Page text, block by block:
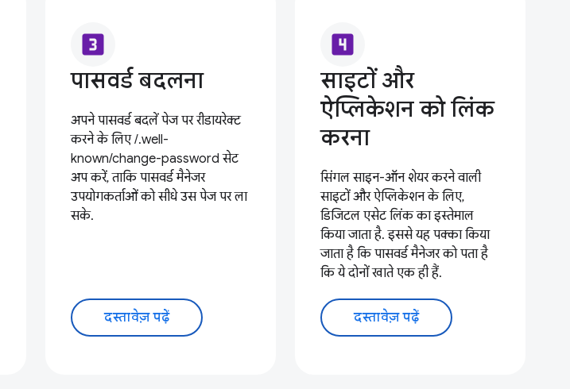
looks_3
पासवर्ड बदलना
अपने पासवर्ड बदलें पेज पर रीडायरेक्ट
करने के लिए /.well-
known/change-password सेट
अप करें, ताकि पासवर्ड मैनेजर
उपयोगकर्ताओं को सीधे उस पेज पर ला
सके.
दस्तावेज़ पढ़ें
looks_4
साइटों और
ऐप्लिकेशन को लिंक
करना
सिंगल साइन-ऑन शेयर करने वाली
साइटों और ऐप्लिकेशन के लिए,
डिजिटल एसेट लिंक का इस्तेमाल
किया जाता है. इससे यह पक्का किया
जाता है कि पासवर्ड मैनेजर को पता है
कि ये दोनों खाते एक ही हैं.
दस्तावेज़ पढ़ें